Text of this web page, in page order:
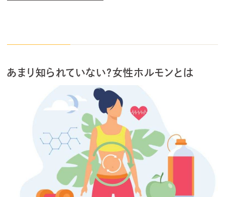
あまり知られていない？女性ホルモンとは